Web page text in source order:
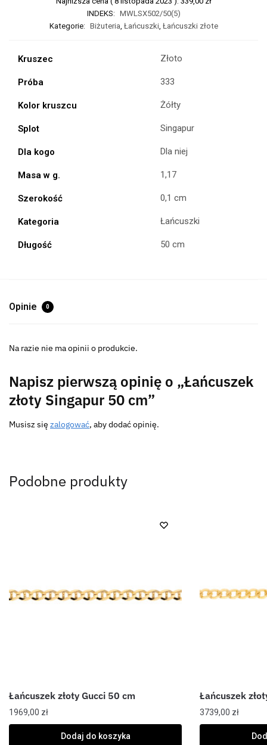
INDEKS: MWLSX502/50(5)
Kategorie: Biżuteria, Łańcuszki, Łańcuszki złote
Kruszec Złoto
Próba 333
Kolor kruszcu Żółty
Splot Singapur
Dla kogo Dla niej
Masa w g. 1,17
Szerokość 0,1 cm
Kategoria Łańcuszki
Długość 50 cm
Opinie 0
Na razie nie ma opinii o produkcie.
Napisz pierwszą opinię o „Łańcuszek
złoty Singapur 50 cm”
Musisz się zalogować, aby dodać opinię.
Podobne produkty
Łańcuszek złoty Gucci 50 cm
1969,00 zł
Dodaj do koszyka
Łańcuszek
3739,00 zł